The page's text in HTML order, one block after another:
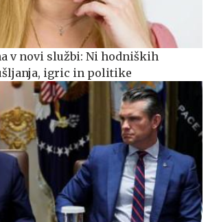
v novi službi: Ni hodniških
igric in politike